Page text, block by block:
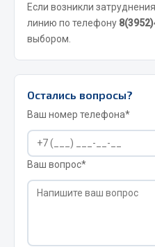
Фильтры
Цитрон
Фильтры DONALDSON
Если возникли
линию по телефону
выбором.
Остались вопросы?
Ваш номер телефона*
Ваш вопрос*